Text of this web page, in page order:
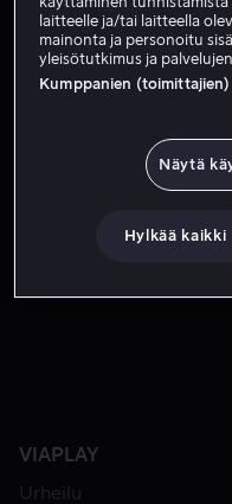
Kun Arthur palaa
Kun Arthur palaa
Iain De
VIAPLAY
Urheilu
laitteelle ja/tai laitteella
mainonta ja personoitu
yleisötutkimus ja
Kumppanien
Näytä
Hylkää kaikki